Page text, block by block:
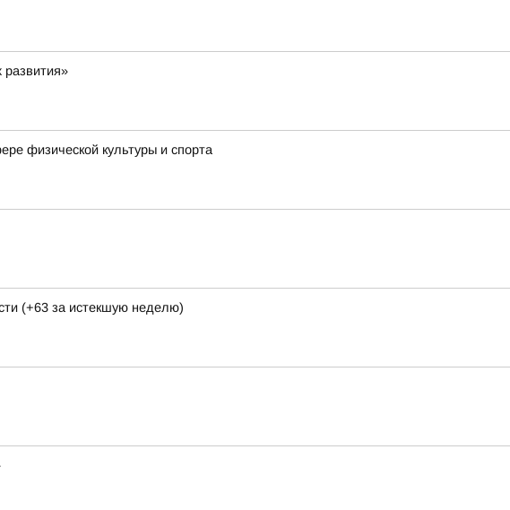
физической культуры и спорта
(+63 за истекшую неделю)